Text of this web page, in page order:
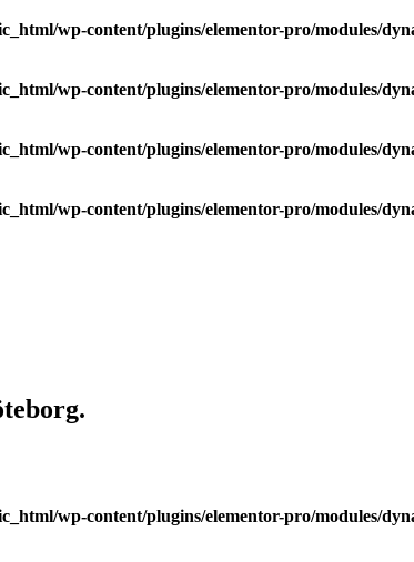
wp-content/plugins/elementor-pro/modules/
wp-content/plugins/elementor-pro/modules/
wp-content/plugins/elementor-pro/modules/
wp-content/plugins/elementor-pro/modules/
wp-content/plugins/elementor-pro/modules/